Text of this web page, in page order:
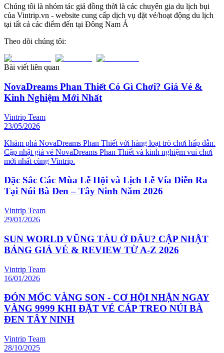
Chúng tôi là nhóm tác giả đồng thời là các chuyên gia du lịch bụi
của Vintrip.vn - website cung cấp dịch vụ đặt vé/hoạt động du lịch
tại tất cả các điểm đến tại Đông Nam Á
Theo dõi chúng tôi:
Bài viết liên quan
NovaDreams Phan Thiết Có Gì Chơi? Giá Vé &
Kinh Nghiệm Mới Nhất
Vintrip Team
23/05/2026
Khám phá NovaDreams Phan Thiết với hàng loạt trò chơi hấp dẫn.
Cập nhật giá vé NovaDreams Phan Thiết và kinh nghiệm vui chơi
mới nhất cùng Vintrip.
Đặc Sắc Các Mùa Lễ Hội và Lịch Lễ Vía Diễn Ra
Tại Núi Bà Đen – Tây Ninh Năm 2026
Vintrip Team
29/01/2026
SUN WORLD VŨNG TÀU Ở ĐÂU? CẬP NHẬT
BẢNG GIÁ VÉ & REVIEW TỪ A-Z 2026
Vintrip Team
16/01/2026
ĐÓN MỐC VÀNG SON - CƠ HỘI NHẬN NGAY
VÀNG 9999 KHI ĐẶT VÉ CÁP TREO NÚI BÀ
ĐEN TÂY NINH
Vintrip Team
28/10/2025